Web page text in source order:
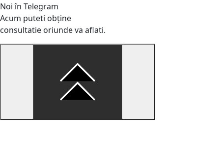
Noi în Telegram
Acum puteti obține
consultatie oriunde va aflati.